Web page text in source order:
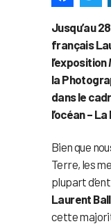
Jusqu’au
français
l’exposition
la
dans le
l’océan –
Bien que
Terre, les
plupart
Laurent
cette